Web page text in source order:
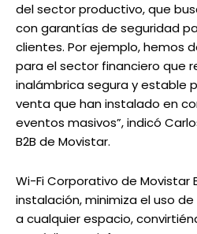
del sector productivo, que
con garantías de seguridad
clientes. Por ejemplo, hemos
para el sector financiero que
inalámbrica segura y estable
venta que han instalado en
eventos masivos”, indicó
B2B de Movistar.
Wi-Fi Corporativo de Movistar
instalación, minimiza el uso
a cualquier espacio,